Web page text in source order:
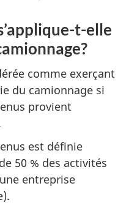
t-elle
comme exerçant
du camionnage si
provient
est définie
50 % des activités
entreprise